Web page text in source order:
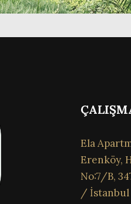
Ela
Erenköy,
No:7/B,
/ İstanbul